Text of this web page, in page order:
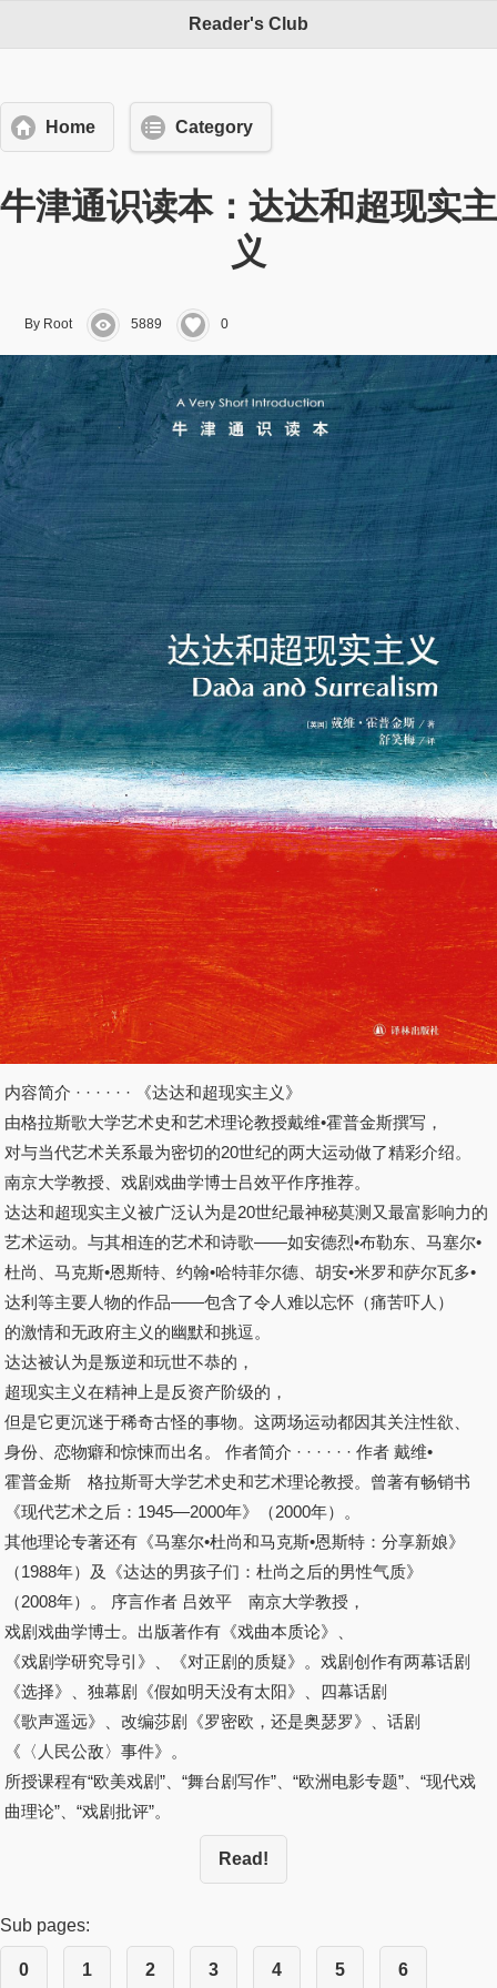
Reader's Club
Home Category
牛津通识读本：达达和超现实主
义
By Root 5889 0
内容简介 · · · · · · 《达达和超现实主义》
由格拉斯歌大学艺术史和艺术理论教授戴维•霍普金斯撰写，
对与当代艺术关系最为密切的20世纪的两大运动做了精彩介绍。
南京大学教授、戏剧戏曲学博士吕效平作序推荐。
达达和超现实主义被广泛认为是20世纪最神秘莫测又最富影响力的
艺术运动。与其相连的艺术和诗歌——如安德烈•布勒东、马塞尔•
杜尚、马克斯•恩斯特、约翰•哈特菲尔德、胡安•米罗和萨尔瓦多•
达利等主要人物的作品——包含了令人难以忘怀（痛苦吓人）
的激情和无政府主义的幽默和挑逗。
达达被认为是叛逆和玩世不恭的，
超现实主义在精神上是反资产阶级的，
但是它更沉迷于稀奇古怪的事物。这两场运动都因其关注性欲、
身份、恋物癖和惊悚而出名。 作者简介 · · · · · · 作者 戴维•
霍普金斯 格拉斯哥大学艺术史和艺术理论教授。曾著有畅销书
《现代艺术之后：1945—2000年》（2000年）。
其他理论专著还有《马塞尔•杜尚和马克斯•恩斯特：分享新娘》
（1988年）及《达达的男孩子们：杜尚之后的男性气质》
（2008年）。 序言作者 吕效平 南京大学教授，
戏剧戏曲学博士。出版著作有《戏曲本质论》、
《戏剧学研究导引》、《对正剧的质疑》。戏剧创作有两幕话剧
《选择》、独幕剧《假如明天没有太阳》、四幕话剧
《歌声遥远》、改编莎剧《罗密欧，还是奥瑟罗》、话剧
《〈人民公敌〉事件》。
所授课程有“欧美戏剧”、“舞台剧写作”、“欧洲电影专题”、“现代戏
曲理论”、“戏剧批评”。
Read!
Sub pages:
0 1 2 3 4 5 6